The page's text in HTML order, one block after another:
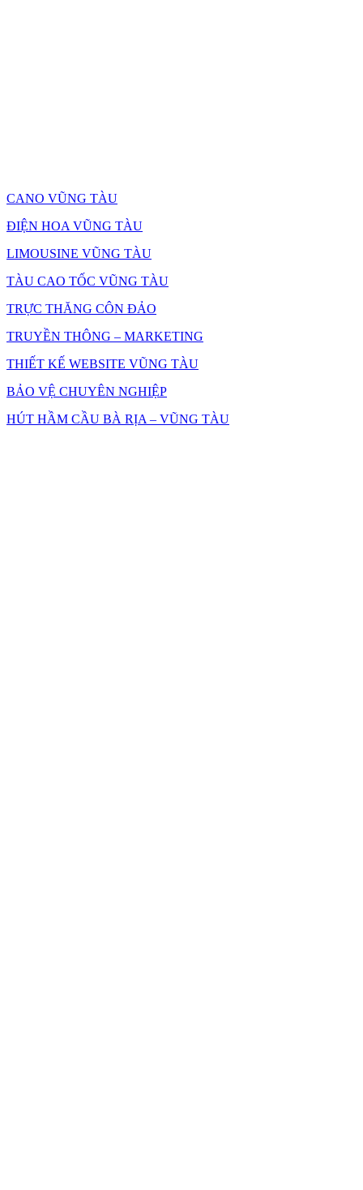
CANO VŨNG TÀU
ĐIỆN HOA VŨNG TÀU
LIMOUSINE VŨNG TÀU
TÀU CAO TỐC VŨNG TÀU
TRỰC THĂNG CÔN ĐẢO
TRUYỀN THÔNG – MARKETING
THIẾT KẾ WEBSITE VŨNG TÀU
BẢO VỆ CHUYÊN NGHIỆP
HÚT HẦM CẦU BÀ RỊA – VŨNG TÀU